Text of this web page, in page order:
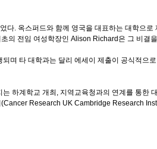
. 옥스퍼드와 함께 영국을 대표하는 대학으
전임 여성학장인 Alison Richard은 그 비결
며 타 대학과는 달리 에세이 제출이 공식적
하계학교 개최, 지역교육청과의 연계를 통
Research UK Cambridge Research